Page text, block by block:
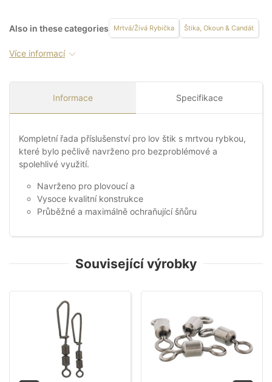
Also in these categories Mrtvá/Živá Rybička Štika, Okoun & Candát
Více informací
Informace Specifikace
Kompletní řada příslušenství pro lov štik s mrtvou rybkou,
které bylo pečlivě navrženo pro bezproblémové a
spolehlivé využití.
Navrženo pro plovoucí a
Vysoce kvalitní konstrukce
Průběžné a maximálně ochraňující šňůru
Související výrobky